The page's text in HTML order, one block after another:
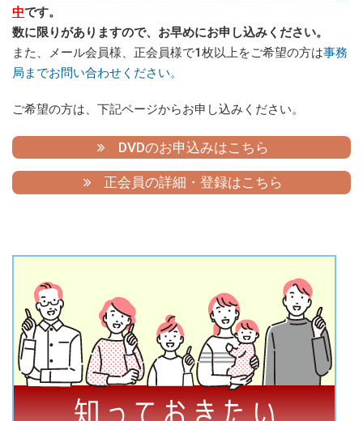
中です。
数に限りがありますので、お早めにお申し込みください。
また、メール会員様、正会員様で1枚以上をご希望の方は事務
局までお問い合わせください。
ご希望の方は、下記ページからお申し込みください。
DVDのお申込みはこちら
正会員の詳細・登録はこちら